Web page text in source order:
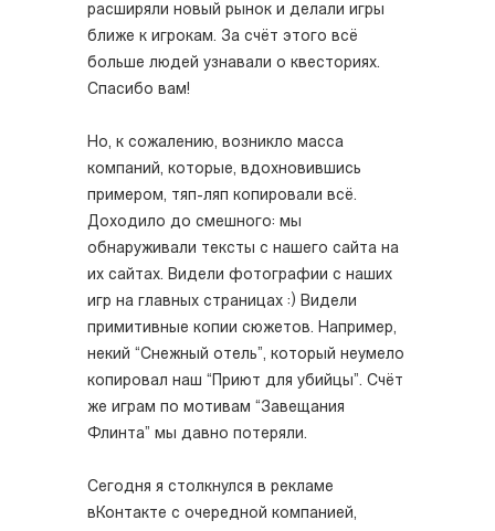
расширяли новый рынок и делали игры
ближе к игрокам. За счёт этого всё
больше людей узнавали о квесториях.
Спасибо вам!
Но, к сожалению, возникло масса
компаний, которые, вдохновившись
примером, тяп-ляп копировали всё.
Доходило до смешного: мы
обнаруживали тексты с нашего сайта на
их сайтах. Видели фотографии с наших
игр на главных страницах :) Видели
примитивные копии сюжетов. Например,
некий “Cнежный отель”, который неумело
копировал наш “Приют для убийцы”. Счёт
же играм по мотивам “Завещания
Флинта” мы давно потеряли.
Сегодня я столкнулся в рекламе
вКонтакте с очередной компанией,